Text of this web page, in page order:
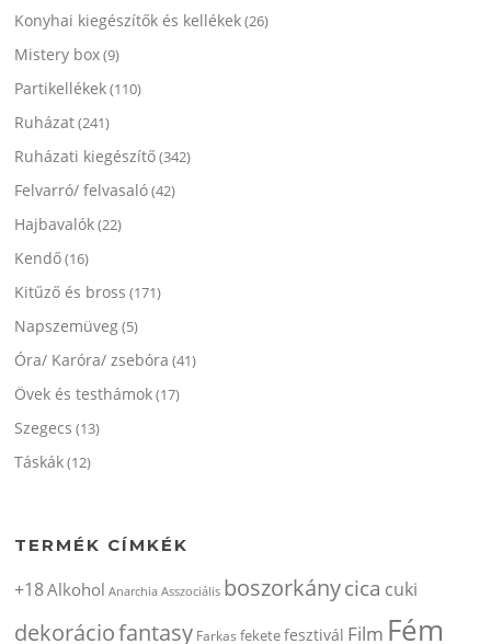
Konyhai kiegészítők és kellékek(26)
Mistery box(9)
Partikellékek(110)
Ruházat(241)
Ruházati kiegészítő(342)
Felvarró/ felvasaló(42)
Hajbavalók(22)
Kendő(16)
Kitűző és bross (171)
Napszemüveg(5)
Óra/ Karóra/ zsebóra (41)
Övek és testhámok(17)
Szegecs (13)
Táskák(12)
TERMÉK CÍMKÉK
+18Alkohol Anarchia Asszociális boszorkánycica cuki
dekoráciofantasy Farkas feketefesztivál Film Fém